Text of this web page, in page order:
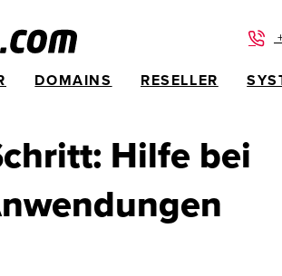
DOMAINS RESELLER
Hilfe bei